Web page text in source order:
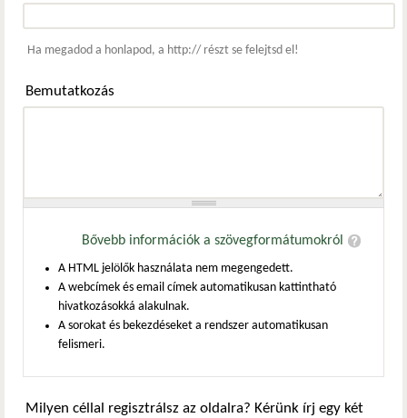
Ha megadod a honlapod, a http:// részt se felejtsd el!
Bemutatkozás
Bővebb információk a szövegformátumokról
A HTML jelölők használata nem megengedett.
A webcímek és email címek automatikusan kattintható
hivatkozásokká alakulnak.
A sorokat és bekezdéseket a rendszer automatikusan
felismeri.
Milyen céllal regisztrálsz az oldalra? Kérünk írj egy két